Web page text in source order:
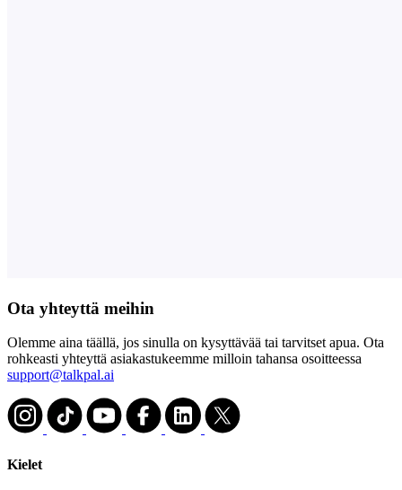
Ota yhteyttä meihin
Olemme aina täällä, jos sinulla on kysyttävää tai tarvitset apua. Ota
rohkeasti yhteyttä asiakastukeemme milloin tahansa osoitteessa
support@talkpal.ai
Kielet